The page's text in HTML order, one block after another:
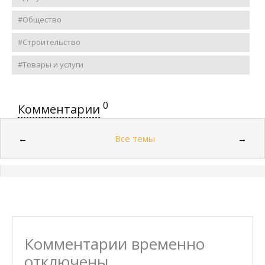
#Общество
#Строительство
#Товары и услуги
Комментарии 0
← Все темы →
Комментарии временно